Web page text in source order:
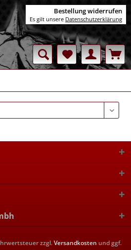
zzgl.Versandkosten und ggf.
Bestellung widerrufen
Es gilt unsere Datenschutzerklärung